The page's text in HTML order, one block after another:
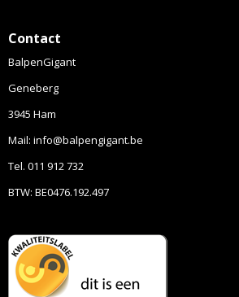
Contact
BalpenGigant
Geneberg
3945 Ham
Mail: info@balpengigant.be
Tel. 011 912 732
BTW: BE0476.192.497